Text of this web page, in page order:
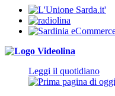
Leggi il quotidiano